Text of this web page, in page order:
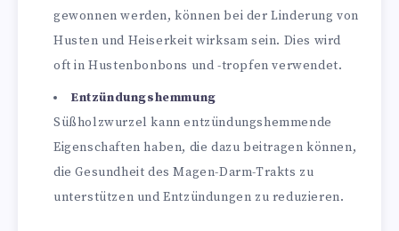
gewonnen werden, können bei der Linderung von
Husten und Heiserkeit wirksam sein. Dies wird
oft in Hustenbonbons und -tropfen verwendet.
Entzündungshemmung
Süßholzwurzel kann entzündungshemmende
Eigenschaften haben, die dazu beitragen können,
die Gesundheit des Magen-Darm-Trakts zu
unterstützen und Entzündungen zu reduzieren.